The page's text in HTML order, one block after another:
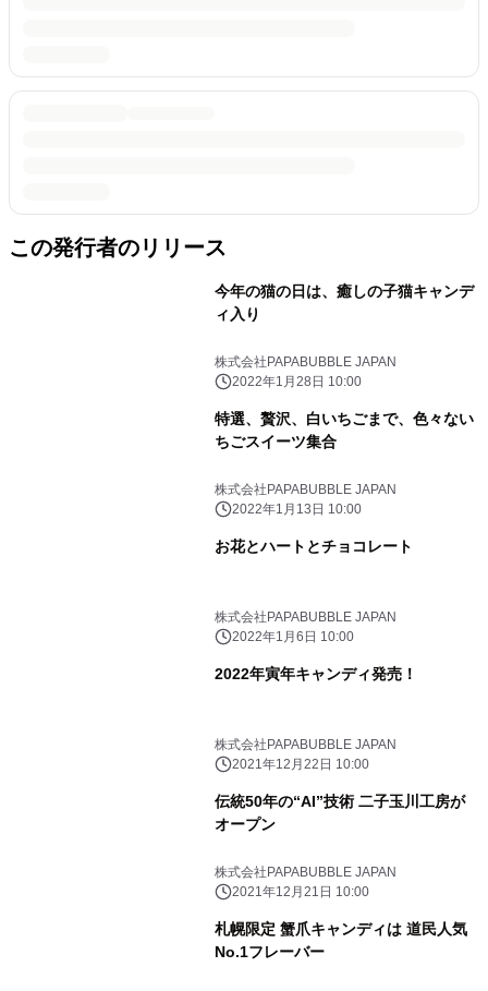
この発行者のリリース
今年の猫の日は、癒しの子猫キャンデ
ィ入り
株式会社PAPABUBBLE JAPAN
2022年1月28日 10:00
特選、贅沢、白いちごまで、色々ない
ちごスイーツ集合
株式会社PAPABUBBLE JAPAN
2022年1月13日 10:00
お花とハートとチョコレート
株式会社PAPABUBBLE JAPAN
2022年1月6日 10:00
2022年寅年キャンディ発売！
株式会社PAPABUBBLE JAPAN
2021年12月22日 10:00
伝統50年の“AI”技術 二子玉川工房が
オープン
株式会社PAPABUBBLE JAPAN
2021年12月21日 10:00
札幌限定 蟹爪キャンディは 道民人気
No.1フレーバー